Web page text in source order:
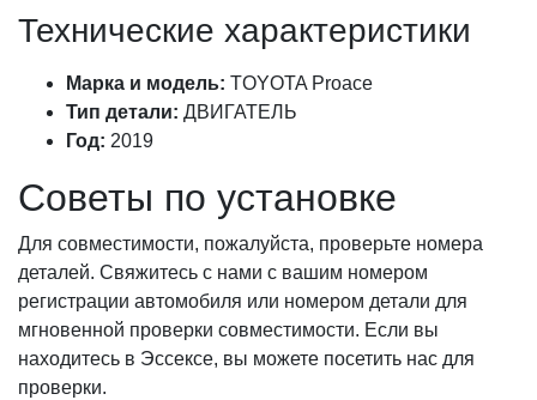
Технические характеристики
Марка и модель: TOYOTA Proace
Тип детали: ДВИГАТЕЛЬ
Год: 2019
Советы по установке
Для совместимости, пожалуйста, проверьте номера
деталей. Свяжитесь с нами с вашим номером
регистрации автомобиля или номером детали для
мгновенной проверки совместимости. Если вы
находитесь в Эссексе, вы можете посетить нас для
проверки.